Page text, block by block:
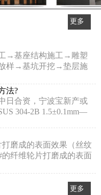
更多
→基座结构施工→雕塑
样→基坑开挖→垫层施
法?
日合资，宁波宝新产或
304-2B 1.5±0.1mm—
磨成的表面效果（丝纹
纤维轮片打磨成的表面
更多